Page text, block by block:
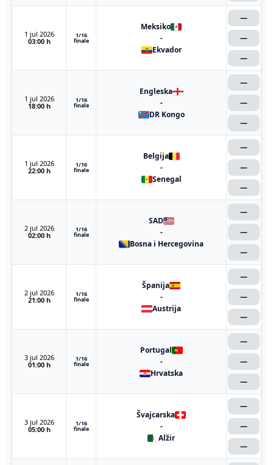
1 jul 2026
03:00 h
1/16
finale
Meksiko
-
Ekvador
—
—
—
1 jul 2026
18:00 h
1/16
finale
Engleska
-
DR Kongo
—
—
—
1 jul 2026
22:00 h
1/16
finale
Belgija
-
Senegal
—
—
—
2 jul 2026
02:00 h
1/16
finale
SAD
-
Bosna i Hercegovina
—
—
—
2 jul 2026
21:00 h
1/16
finale
Španija
-
Austrija
—
—
—
3 jul 2026
01:00 h
1/16
finale
Portugal
-
Hrvatska
—
—
—
3 jul 2026
05:00 h
1/16
finale
Švajcarska
-
Alžir
—
—
—